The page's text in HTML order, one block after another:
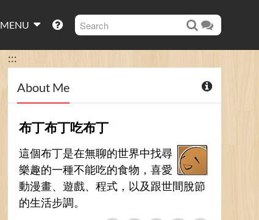
MENU
:::
About Me
布丁布丁吃布丁
這個布丁是在無聊的世界中找尋
樂趣的一種不能吃的食物，喜愛
動漫畫、遊戲、程式，以及跟世間脫節
的生活步調。